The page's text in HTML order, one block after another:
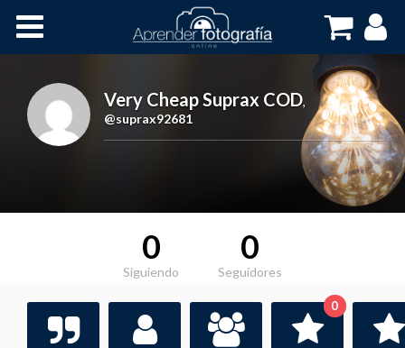
Cursos OnLine
Very Cheap Suprax COD,
@suprax92681
0
Siguiendo
0
Seguidores
0